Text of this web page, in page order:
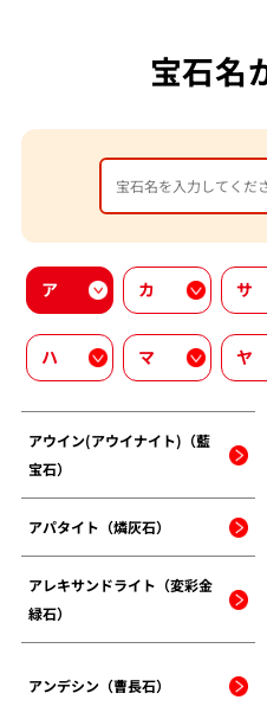
宝石名
ア カ サ
ハ マ ヤ
アウイン(アウイナイト)（藍
宝石）
アパタイト（燐灰石）
アレキサンドライト（変彩金
緑石）
アンデシン（曹長石）